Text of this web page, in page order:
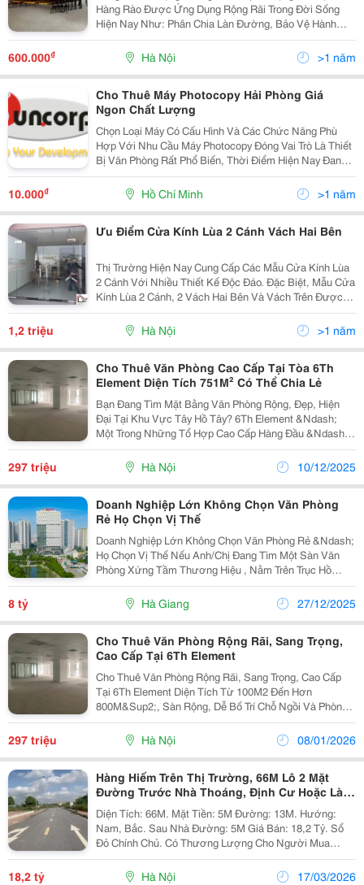
Hàng Rào Được Ứng Dụng Rộng Rãi Trong Đời Sống
Hiện Nay Như: Phân Chia Làn Đường, Bảo Vệ Hành
Lang Giao Thông, Phân Chia Nhà Xưởng, Kho Bãi, Văn
Phòng, Rào Chắn Cây Xăng, Khu Dân Cư, Trường Học,
Bệnh...
600.000₫ Hà Nội >1 năm
Cho Thuê Máy Photocopy Hải Phòng Giá
Ngon Chất Lượng
Chọn Loại Máy Có Cấu Hình Và Các Chức Năng Phù
Hợp Với Nhu Cầu Máy Photocopy Đóng Vai Trò Là Thiết
Bị Văn Phòng Rất Phổ Biến, Thời Điểm Hiện Nay Đang
Được Phân Chia Ra Thành 2 Loại Đó Là Dòng Máy
Photocopy Đen Trắng Và Dòng Máy Photocopy Màu.
10.000₫ Hồ Chí Minh >1 năm
Ưu Điểm Cửa Kính Lùa 2 Cánh Vách Hai Bên
Thị Trường Hiện Nay Cung Cấp Các Mẫu Cửa Kính Lùa
2 Cánh Với Nhiều Thiết Kế Độc Đáo. Đặc Biệt, Mẫu Cửa
Kính Lùa 2 Cánh, 2 Vách Hai Bên Và Vách Trên Được
Thiết Kế Tinh Tế, Phù Hợp Cho Showroom, Cửa Hàng
Và Văn Phòng Rộng Lớn. Cấu Trúc Này Giúp Tận...
1,2 triệu Hà Nội >1 năm
Cho Thuê Văn Phòng Cao Cấp Tại Tòa 6Th
Element Diện Tích 751M² Có Thể Chia Lẻ
Bạn Đang Tìm Mặt Bằng Văn Phòng Rộng, Đẹp, Hiện
Đại Tại Khu Vực Tây Hồ Tây? 6Th Element &Ndash;
Một Trong Những Tổ Hợp Cao Cấp Hàng Đầu &Ndash;
Hiện Cho Thuê Diện Tích 751M&Sup2; , Có Thể Cắt Linh
Hoạt Theo Nhu Cầu Doanh Nghiệp. Địa Chỉ: Tầng 3
297 triệu Hà Nội 10/12/2025
Doanh Nghiệp Lớn Không Chọn Văn Phòng
Rẻ Họ Chọn Vị Thế
Doanh Nghiệp Lớn Không Chọn Văn Phòng Rẻ &Ndash;
Họ Chọn Vị Thế Nếu Anh/Chị Đang Tìm Một Sàn Văn
Phòng Xứng Tầm Thương Hiệu , Nằm Trên Trục Hồ
Tùng Mậu &Ndash; Cửa Ngõ Cầu Giấy &Ndash; Mỹ
Đình , Hạ Tầng Đồng Bộ &Ndash; Giao Thông Thuận
Tiện &Ndash;...
8 tỷ Hà Giang 27/12/2025
Cho Thuê Văn Phòng Rộng Rãi, Sang Trọng,
Cao Cấp Tại 6Th Element
Cho Thuê Văn Phòng Rộng Rãi, Sang Trọng, Cao Cấp
Tại 6Th Element Diện Tích Từ 100M2 Đến Hơn
800M&Sup2;, Sàn Rộng, Dễ Bố Trí Chỗ Ngồi Và Phòng
Ban. Giá Thuê Từ 15 Usd/M&Sup2;/Tháng (Chưa Vat,
Đã Gồm Phí Dịch Vụ) . Văn Phòng Đã Hoàn Thiện Cơ...
297 triệu Hà Nội 08/01/2026
Hàng Hiếm Trên Thị Trường, 66M Lô 2 Mặt
Đường Trước Nhà Thoáng, Định Cư Hoặc Làm
Văn Phòng Rất Đẹp
Diện Tích: 66M. Mặt Tiền: 5M Đường: 13M. Hướng:
Nam, Bắc. Sau Nhà Đường: 5M Giá Bán: 18,2 Tỷ. Sổ
Đỏ Chính Chủ. Có Thương Lượng Cho Người Mua
Thiện Chí. Vị Trí: Đất Đấu Giá Cự Khối , Khu Phân Lô,
Gần Hồ Bộ Đội 30Ha Đang Triển Khai. Dư Địa Gần...
18,2 tỷ Hà Nội 17/03/2026